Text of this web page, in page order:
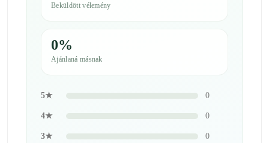
Beküldött vélemény
0%
Ajánlaná másnak
5★ 0
4★ 0
3★ 0